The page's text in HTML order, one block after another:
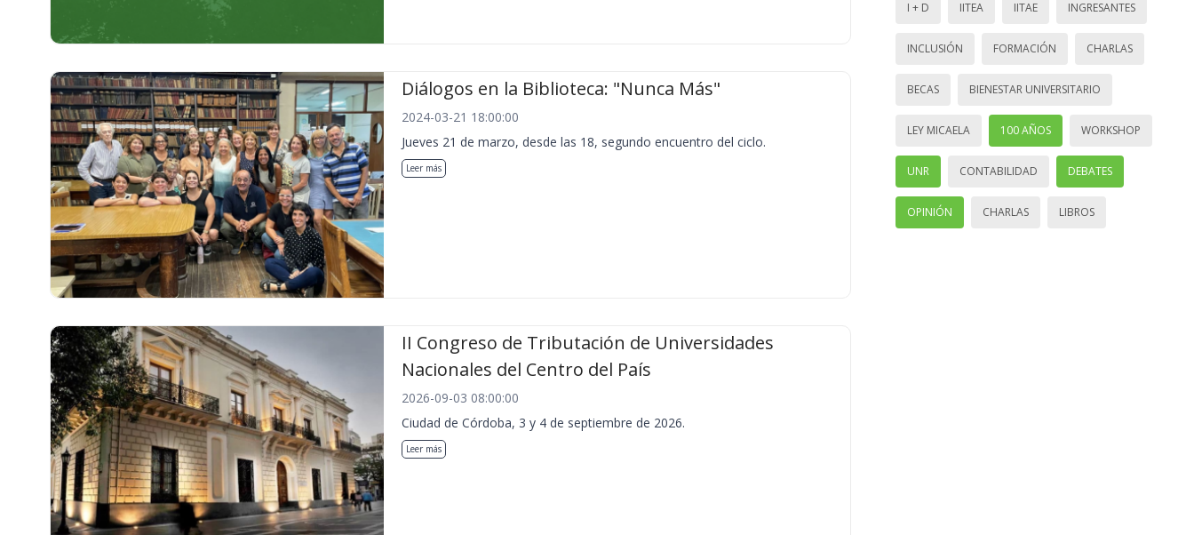
Diálogos en la Biblioteca: "Nunca Más"
2024-03-21 18:00:00
Jueves 21 de marzo, desde las 18, segundo encuentro del ciclo.
Leer más
II Congreso de Tributación de Universidades
Nacionales del Centro del País
2026-09-03 08:00:00
Ciudad de Córdoba, 3 y 4 de septiembre de 2026.
Leer más
I + D IITEA IITAE INGRESANTES
INCLUSIÓN FORMACIÓN CHARLAS
BECAS BIENESTAR UNIVERSITARIO
LEY MICAELA 100 AÑOS WORKSHOP
UNR CONTABILIDAD DEBATES
OPINIÓN CHARLAS LIBROS